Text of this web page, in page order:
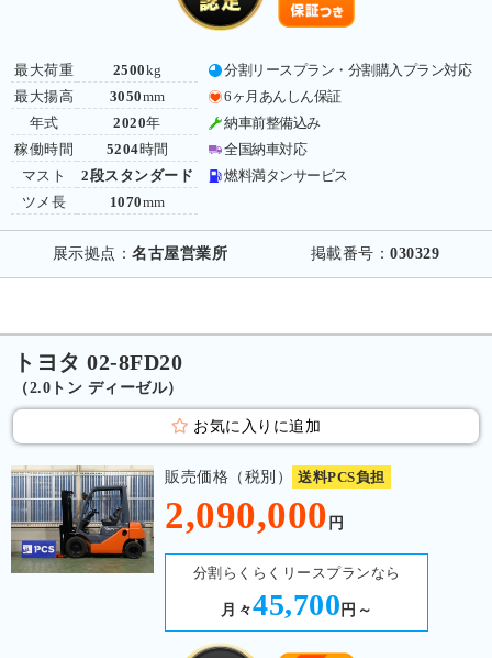
最大荷重
最大揚高
年式
稼働時間
マスト
ツメ長
2500kg
3050mm
2020年
5204時間
2段スタンダード
1070mm
分割リースプラン・分割購入プラン対応
6ヶ月あんしん保証
納車前整備込み
全国納車対応
燃料満タンサービス
展示拠点：名古屋営業所 掲載番号：030329
トヨタ 02-8FD20
（2.0トン ディーゼル）
お気に入りに追加
販売価格（税別） 送料PCS負担
2,090,000 円
分割らくらくリースプランなら
月々45,700 円～